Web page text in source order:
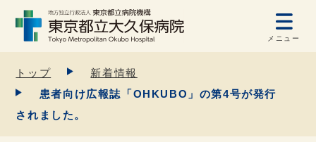
メニュー
トップ
新着情報
患者向け広報誌「OHKUBO」の第4号が発行
されました。